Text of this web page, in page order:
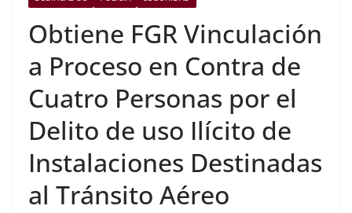
Obtiene FGR Vinculación
a Proceso en Contra de
Cuatro Personas por el
Delito de uso Ilícito de
Instalaciones Destinadas
al Tránsito Aéreo